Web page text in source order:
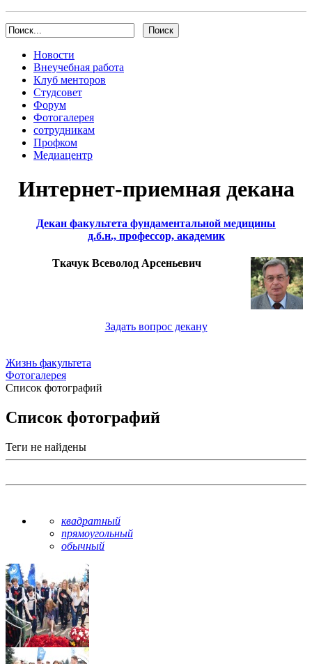
Новости
Внеучебная работа
Клуб менторов
Студсовет
Форум
Фотогалерея
сотрудникам
Профком
Медиацентр
Интернет-приемная декана
Декан факультета фундаментальной медицины
д.б.н., профессор, академик
Ткачук Всеволод Арсеньевич
Задать вопрос декану
Жизнь факультета
Фотогалерея
Список фотографий
Список фотографий
Теги не найдены
квадратный
прямоугольный
обычный